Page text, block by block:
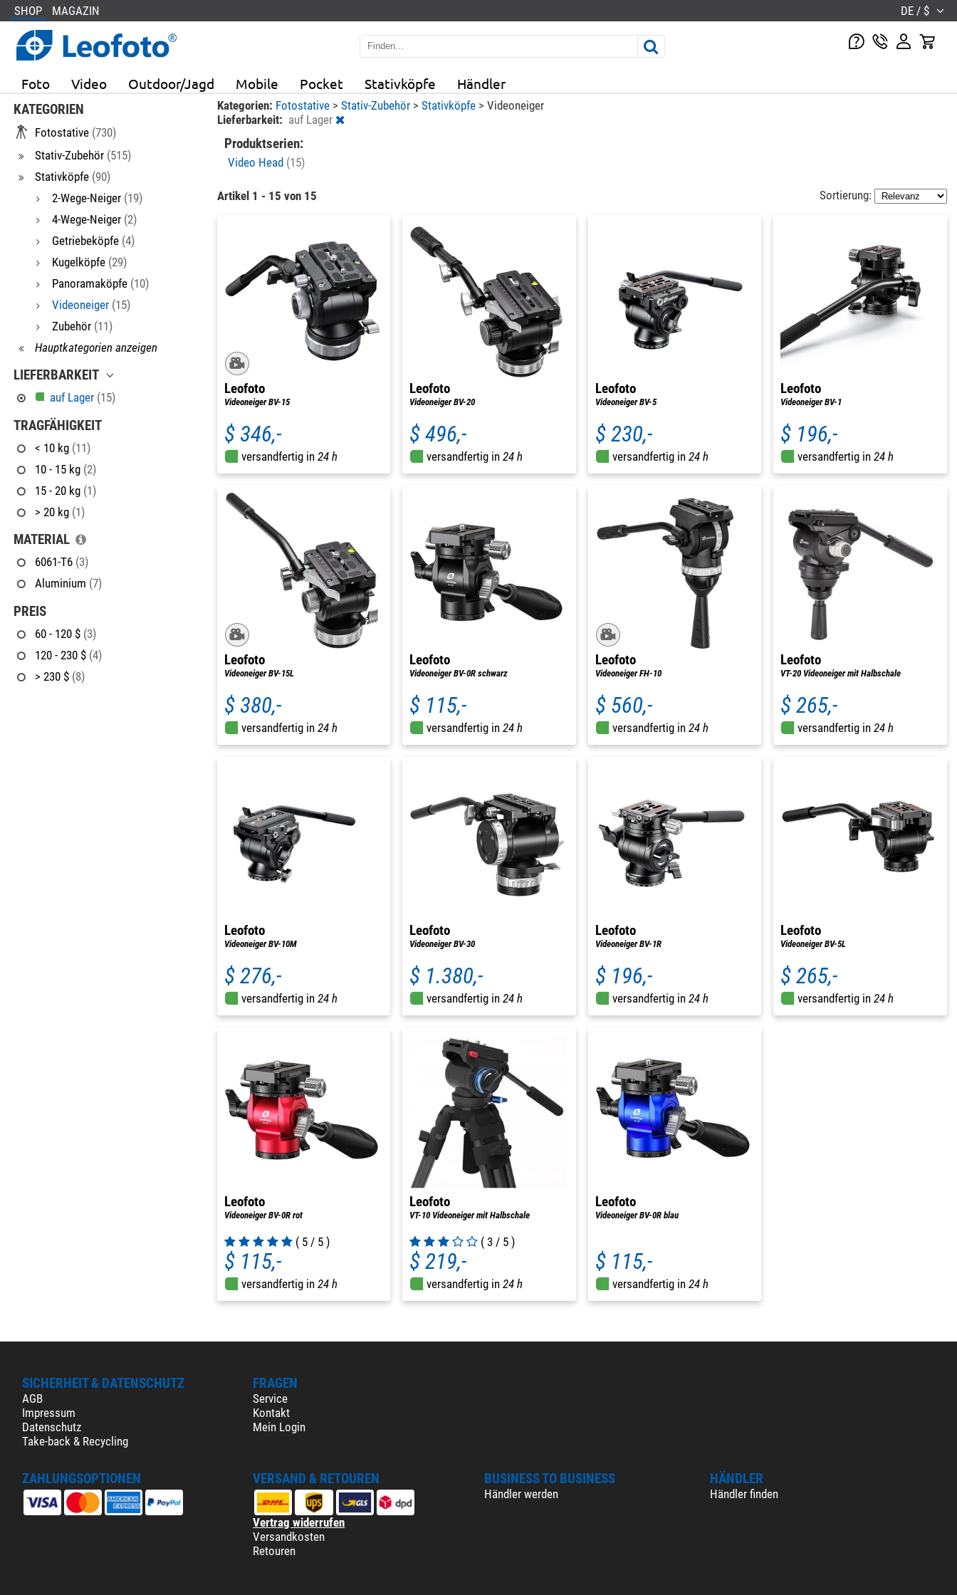
SHOP MAGAZIN DE / $
Foto Video Outdoor/Jagd Mobile Pocket Stativköpfe Händler
KATEGORIEN
Fotostative (730)
Stativ-Zubehör (515)
Stativköpfe (90)
2-Wege-Neiger (19)
4-Wege-Neiger (2)
Getriebeköpfe (4)
Kugelköpfe (29)
Panoramaköpfe (10)
Videoneiger (15)
Zubehör (11)
Hauptkategorien anzeigen
LIEFERBARKEIT
auf Lager (15)
TRAGFÄHIGKEIT
< 10 kg (11)
10 - 15 kg (2)
15 - 20 kg (1)
> 20 kg (1)
MATERIAL
6061-T6 (3)
Aluminium (7)
PREIS
60 - 120 $ (3)
120 - 230 $ (4)
> 230 $ (8)
Kategorien: Fotostative > Stativ-Zubehör > Stativköpfe > Videoneiger
Lieferbarkeit: auf Lager
Produktserien:
Video Head (15)
Artikel 1 - 15 von 15 Sortierung:
Leofoto
Videoneiger BV-15
$ 346,-
versandfertig in 24 h
Leofoto
Videoneiger BV-20
$ 496,-
versandfertig in 24 h
Leofoto
Videoneiger BV-5
$ 230,-
versandfertig in 24 h
Leofoto
Videoneiger BV-1
$ 196,-
versandfertig in 24 h
Leofoto
Videoneiger BV-15L
$ 380,-
versandfertig in 24 h
Leofoto
Videoneiger BV-0R schwarz
$ 115,-
versandfertig in 24 h
Leofoto
Videoneiger FH-10
$ 560,-
versandfertig in 24 h
Leofoto
VT-20 Videoneiger mit Halbschale
$ 265,-
versandfertig in 24 h
Leofoto
Videoneiger BV-10M
$ 276,-
versandfertig in 24 h
Leofoto
Videoneiger BV-30
$ 1.380,-
versandfertig in 24 h
Leofoto
Videoneiger BV-1R
$ 196,-
versandfertig in 24 h
Leofoto
Videoneiger BV-5L
$ 265,-
versandfertig in 24 h
Leofoto
Videoneiger BV-0R rot
( 5 / 5 )
$ 115,-
versandfertig in 24 h
Leofoto
VT-10 Videoneiger mit Halbschale
( 3 / 5 )
$ 219,-
versandfertig in 24 h
Leofoto
Videoneiger BV-0R blau
$ 115,-
versandfertig in 24 h
SICHERHEIT & DATENSCHUTZ
AGB
Impressum
Datenschutz
Take-back & Recycling
FRAGEN
Service
Kontakt
Mein Login
ZAHLUNGSOPTIONEN VERSAND & RETOUREN
Vertrag widerrufen
Versandkosten
Retouren
BUSINESS TO BUSINESS
Händler werden
HÄNDLER
Händler finden